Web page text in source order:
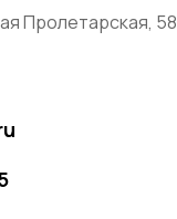
Пролетарская, 58